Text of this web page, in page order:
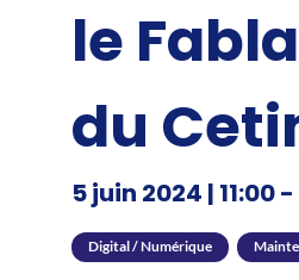
le
du
5 juin 2024 | 11:00-
Digital / Numérique